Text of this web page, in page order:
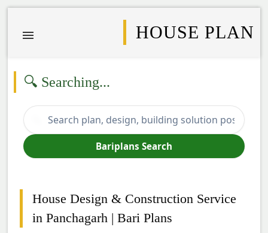
HOUSE PLAN
🔍 Searching...
Bariplans Search
House Design & Construction Service
in Panchagarh | Bari Plans